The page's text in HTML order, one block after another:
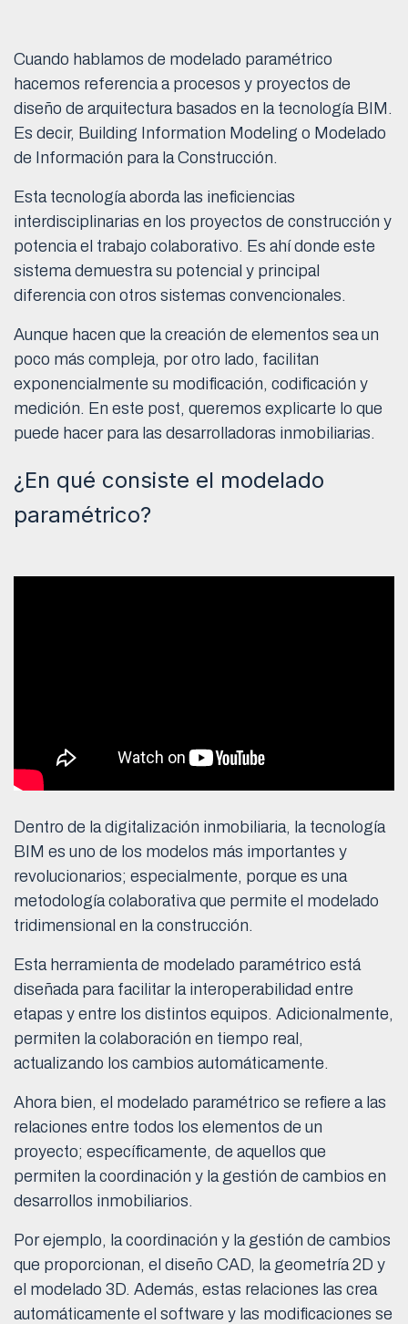
Cuando hablamos de modelado paramétrico
hacemos referencia a procesos y proyectos de
diseño de arquitectura basados en la tecnología BIM.
Es decir, Building Information Modeling o Modelado
de Información para la Construcción.
Esta tecnología aborda las ineficiencias
interdisciplinarias en los proyectos de construcción y
potencia el trabajo colaborativo. Es ahí donde este
sistema demuestra su potencial y principal
diferencia con otros sistemas convencionales.
Aunque hacen que la creación de elementos sea un
poco más compleja, por otro lado, facilitan
exponencialmente su modificación, codificación y
medición. En este post, queremos explicarte lo que
puede hacer para las desarrolladoras inmobiliarias.
¿En qué consiste el modelado
paramétrico?
Dentro de la digitalización inmobiliaria, la tecnología
BIM es uno de los modelos más importantes y
revolucionarios; especialmente, porque es una
metodología colaborativa que permite el modelado
tridimensional en la construcción.
Esta herramienta de modelado paramétrico está
diseñada para facilitar la interoperabilidad entre
etapas y entre los distintos equipos. Adicionalmente,
permiten la colaboración en tiempo real,
actualizando los cambios automáticamente.
Ahora bien, el modelado paramétrico se refiere a las
relaciones entre todos los elementos de un
proyecto; específicamente, de aquellos que
permiten la coordinación y la gestión de cambios en
desarrollos inmobiliarios.
Por ejemplo, la coordinación y la gestión de cambios
que proporcionan, el diseño CAD, la geometría 2D y
el modelado 3D. Además, estas relaciones las crea
automáticamente el software y las modificaciones se